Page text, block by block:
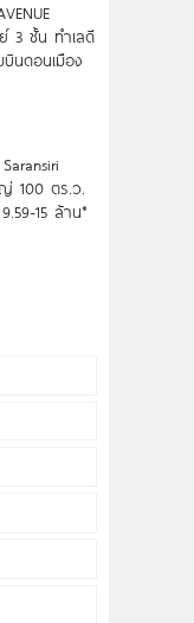
3 ชั้น ทำเลดี
นดอนเมือง
ญ่ 100 ตร.ว.
15 ล้าน*